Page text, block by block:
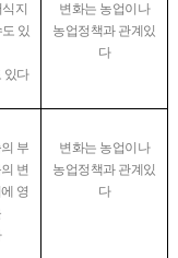
지
도 있
있다
변화는 농업이나
농업정책과 관계있
다
부
변
영
변화는 농업이나
농업정책과 관계있
다